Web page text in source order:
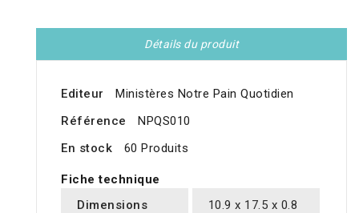
Détails du produit
Editeur
Ministères Notre Pain Quotidien
Référence
NPQS010
En stock
60 Produits
Fiche technique
Dimensions
10.9 x 17.5 x 0.8